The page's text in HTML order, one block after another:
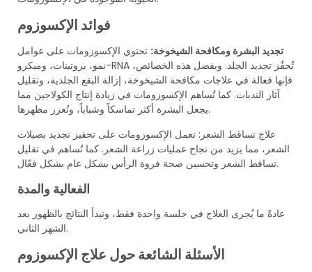
فوائد الإكسوزوم
تجديد البشرة ومكافحة الشيخوخة: تحتوي الإكسوزومات على عوامل
نمو، بروتينات، وميكرو-RNA تُحفّز تجديد الجلد. وبفضل هذه الخصائص،
فإنها فعالة في علاجات مكافحة الشيخوخة، إزالة البقع الجلدية، وتقليل
آثار الندبات. كما تُساهم الإكسوزومات في زيادة إنتاج الكولاجين مما
يجعل البشرة أكثر تماسكاًوشباباً، وتُعزز مظهرها
.
علاج تساقط الشعر: تعمل الإكسوزومات على تحفيز تجديد بصيلات
الشعر، مما يزيد من نجاح عمليات زراعة الشعر. كما تُساهم في تقليل
تساقط الشعر وتحسين صحة فروة الرأس بشكل عام بشكل فعّال.
الفعالية والمدة
عادةً ما يُجرى العلاج في جلسة واحدة فقط، وتبدأ النتائج بالظهور بعد
الشهر الثاني.
الأسئلة الشائعة حول علاج الإكسوزوم